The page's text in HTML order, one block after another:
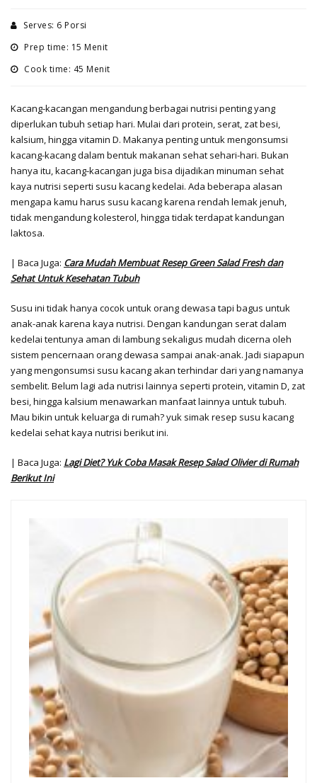
Serves: 6 Porsi
Prep time: 15 Menit
Cook time: 45 Menit
Kacang-kacangan mengandung berbagai nutrisi penting yang
diperlukan tubuh setiap hari. Mulai dari protein, serat, zat besi,
kalsium, hingga vitamin D. Makanya penting untuk mengonsumsi
kacang-kacang dalam bentuk makanan sehat sehari-hari. Bukan
hanya itu, kacang-kacangan juga bisa dijadikan minuman sehat
kaya nutrisi seperti susu kacang kedelai. Ada beberapa alasan
mengapa kamu harus susu kacang karena rendah lemak jenuh,
tidak mengandung kolesterol, hingga tidak terdapat kandungan
laktosa.
| Baca Juga: Cara Mudah Membuat Resep Green Salad Fresh dan
Sehat Untuk Kesehatan Tubuh
Susu ini tidak hanya cocok untuk orang dewasa tapi bagus untuk
anak-anak karena kaya nutrisi. Dengan kandungan serat dalam
kedelai tentunya aman di lambung sekaligus mudah dicerna oleh
sistem pencernaan orang dewasa sampai anak-anak. Jadi siapapun
yang mengonsumsi susu kacang akan terhindar dari yang namanya
sembelit. Belum lagi ada nutrisi lainnya seperti protein, vitamin D, zat
besi, hingga kalsium menawarkan manfaat lainnya untuk tubuh.
Mau bikin untuk keluarga di rumah? yuk simak resep susu kacang
kedelai sehat kaya nutrisi berikut ini.
| Baca Juga: Lagi Diet? Yuk Coba Masak Resep Salad Olivier di Rumah
Berikut Ini